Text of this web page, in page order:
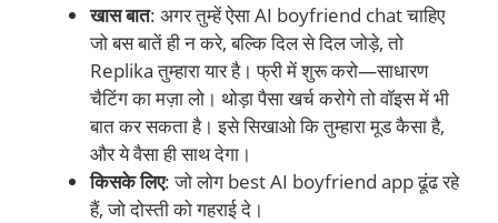
खास बात: अगर तुम्हें ऐसा AI boyfriend chat चाहिए
जो बस बातें ही न करे, बल्कि दिल से दिल जोड़े, तो
Replika तुम्हारा यार है। फ्री में शुरू करो—साधारण
चैटिंग का मज़ा लो। थोड़ा पैसा खर्च करोगे तो वॉइस में भी
बात कर सकता है। इसे सिखाओ कि तुम्हारा मूड कैसा है,
और ये वैसा ही साथ देगा।
किसके लिए: जो लोग best AI boyfriend app ढूंढ रहे
हैं, जो दोस्ती को गहराई दे।